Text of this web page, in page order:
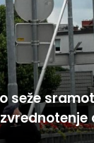
seže